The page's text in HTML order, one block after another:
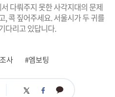
다뤄주지 못한 사각지대의 문제
, 콕 짚어주세요. 서울시가 두 귀를
다리고 있답니다.
사 #엠보팅
트 페 카